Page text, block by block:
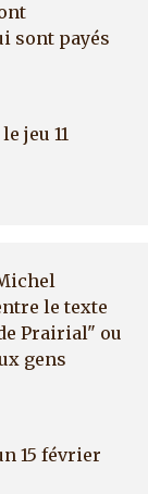
sont payés
le jeu 11
le texte
Prairial" ou
gens
15 février